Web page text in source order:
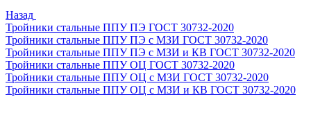
Назад
Тройники стальные ППУ ПЭ ГОСТ 30732-2020
Тройники стальные ППУ ПЭ с МЗИ ГОСТ 30732-2020
Тройники стальные ППУ ПЭ с МЗИ и КВ ГОСТ 30732-2020
Тройники стальные ППУ ОЦ ГОСТ 30732-2020
Тройники стальные ППУ ОЦ с МЗИ ГОСТ 30732-2020
Тройники стальные ППУ ОЦ с МЗИ и КВ ГОСТ 30732-2020